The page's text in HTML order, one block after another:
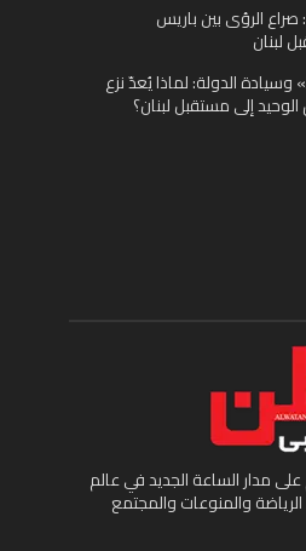
الرؤى بين باريس
لبنان
وسيادة الدولة: لماذا يُعدّ نزع
إلى مستقبل لبنان؟
مدار الساعة الجديد في عالم
والمنوعات والمجتمع